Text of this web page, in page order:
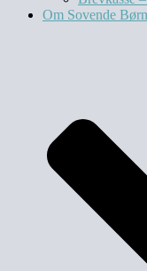
Om Sovende Børn